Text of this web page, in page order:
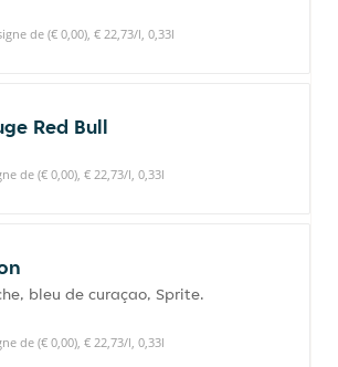
de (€ 0,00), € 22,73/l, 0,33l
Red Bull
de (€ 0,00), € 22,73/l, 0,33l
bleu de curaçao, Sprite.
de (€ 0,00), € 22,73/l, 0,33l